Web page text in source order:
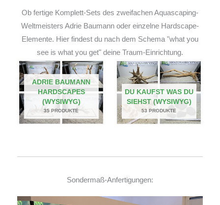
Ob fertige Komplett-Sets des zweifachen Aquascaping-
Weltmeisters Adrie Baumann oder einzelne Hardscape-
Elemente. Hier findest du nach dem Schema "what you
see is what you get" deine Traum-Einrichtung.
ADRIE BAUMANN
HARDSCAPES
(WYSIWYG)
35 PRODUKTE
DU KAUFST WAS DU
SIEHST (WYSIWYG)
53 PRODUKTE
Sondermaß-Anfertigungen: